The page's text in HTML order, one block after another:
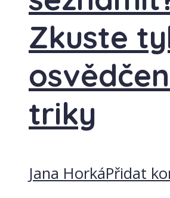
Zkuste
triky
Jana HorkáPřidat